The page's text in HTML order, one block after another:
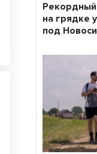
на грядке
под